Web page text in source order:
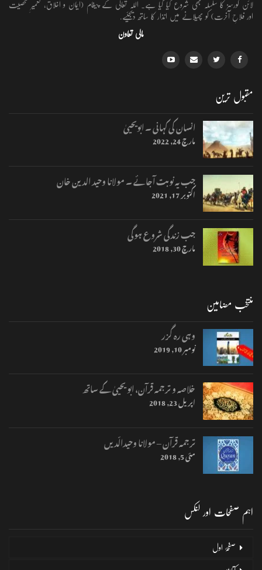
لائن کورسز کا سلسلہ بھی شروع کیا گیا ہے۔ اللہ تعالٰی کے پیغام (ایمان و اخلاق، تعمیرِ شخصیت
اور فلاحِ آخرت) کو پھیلانے میں انذار کا ساتھ دیجئیے.
مالی تعاون
مقبول ترین
انسان کی کہانی ۔ ابویحییٰ
مارچ 24, 2022
جب یہ نوبت آجائے ۔ مولانا وحید الدین خان
اکتوبر 17, 2021
جب زندگی شروع ہوگی
مارچ 30, 2018
منتخب مضامین
وہی رہ گزر
نومبر 10, 2019
خلاصہ و ترجمہ قرآن، ابو یحییٰ کے ساتھ
اپریل 23, 2018
ترجمہ قرآن – مولانا وحیدالّدیں
مئی 5, 2018
اہم صفحات اور لنکس
صفحۂ اول